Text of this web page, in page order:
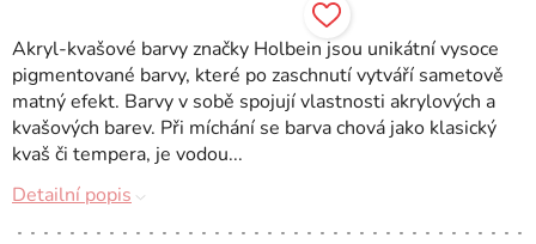
Akryl-kvašové barvy značky Holbein jsou unikátní vysoce
pigmentované barvy, které po zaschnutí vytváří sametově
matný efekt. Barvy v sobě spojují vlastnosti akrylových a
kvašových barev. Při míchání se barva chová jako klasický
kvaš či tempera, je vodou...
Detailní popis